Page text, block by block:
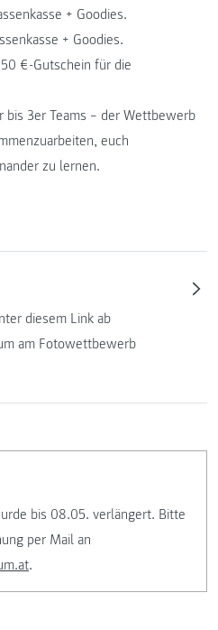
+ Goodies.
+ Goodies.
€-Gutschein für die
bis 3er Teams – der Wettbewerb
euch
zu lernen.
diesem Link ab
am Fotowettbewerb
bis 08.05. verlängert. Bitte
per Mail an
.